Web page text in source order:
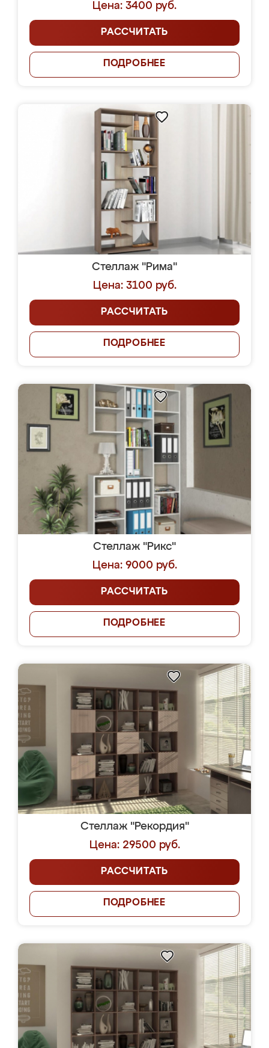
Цена: 3400 руб.
РАССЧИТАТЬ
ПОДРОБНЕЕ
Стеллаж "Рима"
Цена: 3100 руб.
РАССЧИТАТЬ
ПОДРОБНЕЕ
Стеллаж "Рикс"
Цена: 9000 руб.
РАССЧИТАТЬ
ПОДРОБНЕЕ
Стеллаж "Рекордия"
Цена: 29500 руб.
РАССЧИТАТЬ
ПОДРОБНЕЕ